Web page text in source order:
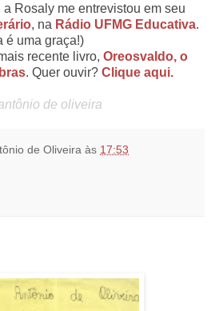
Rosaly me entrevistou em seu
, na Rádio UFMG Educativa.
é uma graça!)
recente livro, Oreosvaldo, o
. Quer ouvir? Clique aqui.
de oliveira
de Oliveira às 17:53